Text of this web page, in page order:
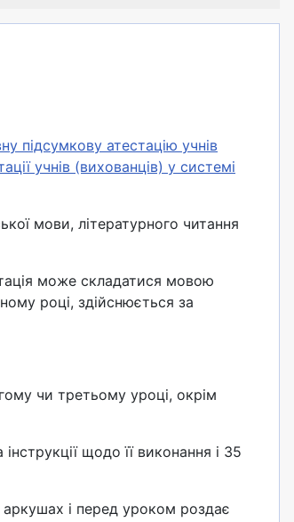
підсумкову атестацію учнів
учнів (вихованців) у системі
мови, літературного читання
може складатися мовою
році, здійснюється за
чи третьому уроці, окрім
щодо її виконання і 35
аркушах і перед уроком роздає